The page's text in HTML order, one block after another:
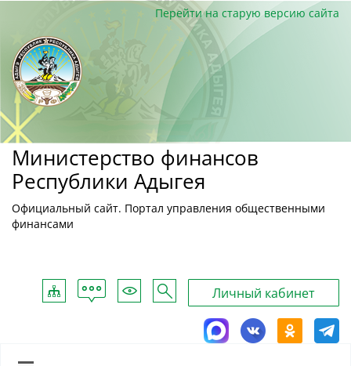
Министерство финансов
Республики Адыгея
Официальный сайт. Портал управления общественными
финансами
Карта
сайта
Обратная
связь
Для
слабовидящих
Поиск
Личный кабинет
ВКонтакте
MAX
Перейти на старую версию сайта